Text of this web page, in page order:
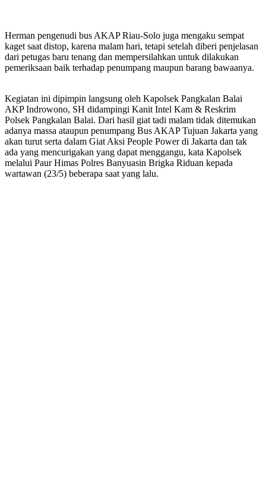
Herman pengenudi bus AKAP Riau-Solo juga mengaku sempat
kaget saat distop, karena malam hari, tetapi setelah diberi penjelasan
dari petugas baru tenang dan mempersilahkan untuk dilakukan
pemeriksaan baik terhadap penumpang maupun barang bawaanya.
Kegiatan ini dipimpin langsung oleh Kapolsek Pangkalan Balai
AKP Indrowono, SH didampingi Kanit Intel Kam & Reskrim
Polsek Pangkalan Balai. Dari hasil giat tadi malam tidak ditemukan
adanya massa ataupun penumpang Bus AKAP Tujuan Jakarta yang
akan turut serta dalam Giat Aksi People Power di Jakarta dan tak
ada yang mencurigakan yang dapat menggangu, kata Kapolsek
melalui Paur Himas Polres Banyuasin Brigka Riduan kepada
wartawan (23/5) beberapa saat yang lalu.